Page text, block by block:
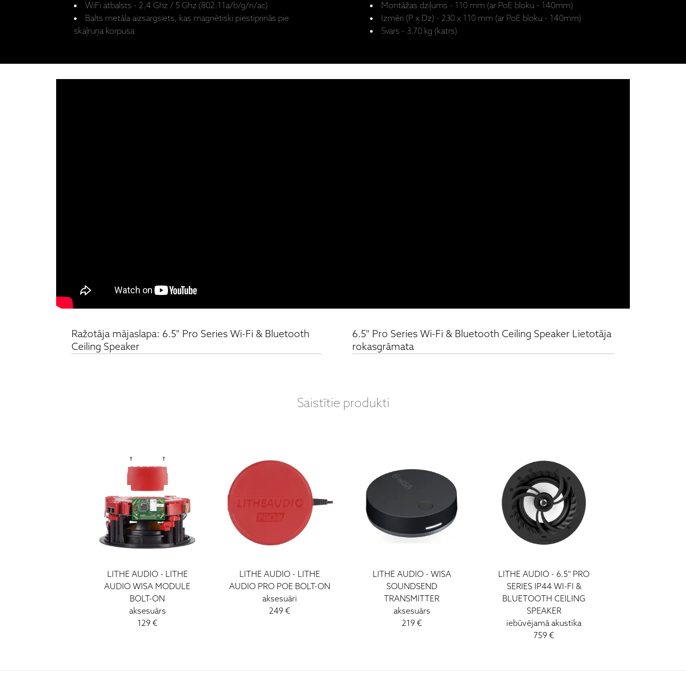
WiFi atbalsts - 2.4 Ghz / 5 Ghz (802.11a/b/g/n/ac)
Balts metāla aizsargsiets, kas magnētiski piestiprinās pie
skaļruņa korpusa
Montāžas dziļums - 110 mm (ar PoE bloku - 140mm)
Izmēri (P x Dz) - 230 x 110 mm (ar PoE bloku - 140mm)
Svars - 3.70 kg (katrs)
Ražotāja mājaslapa: 6.5" Pro Series Wi-Fi & Bluetooth
Ceiling Speaker
6.5" Pro Series Wi-Fi & Bluetooth Ceiling Speaker Lietotāja
rokasgrāmata
Saistītie produkti
LITHE AUDIO - LITHE
AUDIO WISA MODULE
BOLT-ON
aksesuārs
129 €
LITHE AUDIO - LITHE
AUDIO PRO POE BOLT-ON
aksesuāri
249 €
LITHE AUDIO - WISA
SOUNDSEND
TRANSMITTER
aksesuārs
219 €
LITHE AUDIO - 6.5" PRO
SERIES IP44 WI-FI &
BLUETOOTH CEILING
SPEAKER
iebūvējamā akustika
759 €